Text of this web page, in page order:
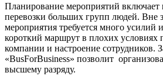
Планирование мероприятий включает
перевозки больших групп людей. Вне
мероприятия требуется много усилий
короткий маршрут в плохих условиях
компании и настроение сотрудников.
«BusForBusiness» позволит
высшему разряду.